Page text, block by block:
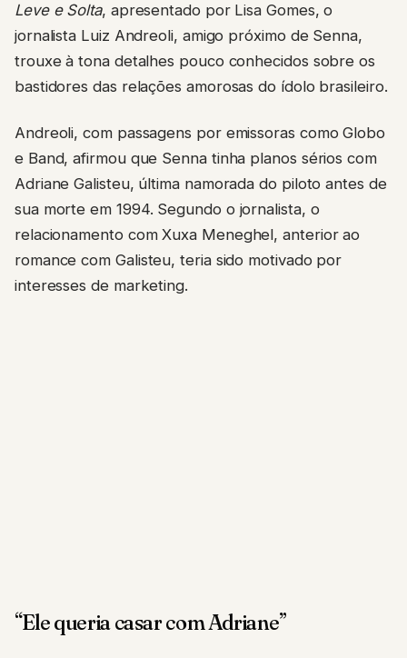
Leve e Solta, apresentado por Lisa Gomes, o
jornalista Luiz Andreoli, amigo próximo de Senna,
trouxe à tona detalhes pouco conhecidos sobre os
bastidores das relações amorosas do ídolo brasileiro.
Andreoli, com passagens por emissoras como Globo
e Band, afirmou que Senna tinha planos sérios com
Adriane Galisteu, última namorada do piloto antes de
sua morte em 1994. Segundo o jornalista, o
relacionamento com Xuxa Meneghel, anterior ao
romance com Galisteu, teria sido motivado por
interesses de marketing.
“Ele queria casar com Adriane”